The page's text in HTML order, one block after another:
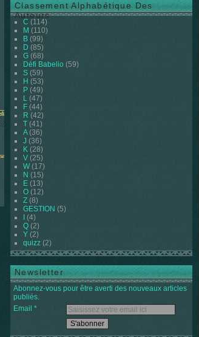
Classement Alphabétique Des
Auteurs
C (114)
M (110)
B (99)
D (85)
G (68)
Défi Babelio (59)
S (59)
H (53)
P (49)
L (47)
F (44)
R (42)
T (41)
A(36)
J (36)
K (28)
V (25)
W(17)
N (15)
E (13)
O (12)
Z (8)
GESTION (5)
(4)
Q (2)
Y (2)
quizz (2)
Newsletter
Abonnez-vous pour être averti des nouveaux articles
publiés.
Email